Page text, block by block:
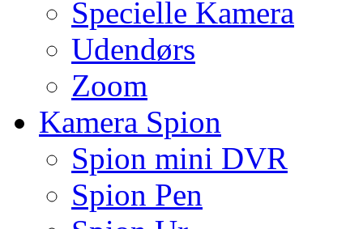
Specielle Kamera
Udendørs
Zoom
Kamera Spion
Spion mini DVR
Spion Pen